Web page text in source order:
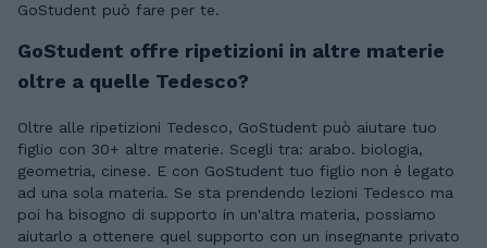
GoStudent può fare per te.
GoStudent offre ripetizioni in altre materie
oltre a quelle Tedesco?
Oltre alle ripetizioni Tedesco, GoStudent può aiutare tuo
figlio con 30+ altre materie. Scegli tra: arabo. biologia,
geometria, cinese. E con GoStudent tuo figlio non è legato
ad una sola materia. Se sta prendendo lezioni Tedesco ma
poi ha bisogno di supporto in un'altra materia, possiamo
aiutarlo a ottenere quel supporto con un insegnante privato